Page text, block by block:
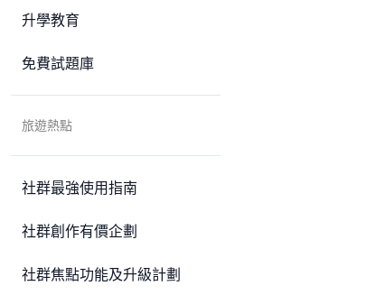
升學教育
免費試題庫
旅遊熱點
社群最強使用指南
社群創作有價企劃
社群焦點功能及升級計劃